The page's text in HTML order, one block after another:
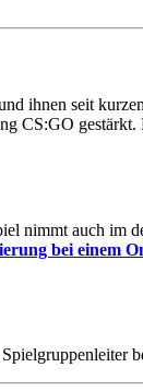
ihnen seit
CS:GO
nimmt auch
bei einem